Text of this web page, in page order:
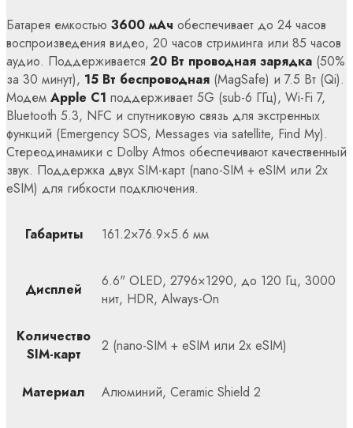
Батарея емкостью 3600 мАч обеспечивает до 24 часов
воспроизведения видео, 20 часов стриминга или 85 часов
аудио. Поддерживается 20 Вт проводная зарядка (50%
за 30 минут), 15 Вт беспроводная (MagSafe) и 7.5 Вт (Qi).
Модем Apple C1 поддерживает 5G (sub-6 ГГц), Wi-Fi 7,
Bluetooth 5.3, NFC и спутниковую связь для экстренных
функций (Emergency SOS, Messages via satellite, Find My).
Стереодинамики с Dolby Atmos обеспечивают качественный
звук. Поддержка двух SIM-карт (nano-SIM + eSIM или 2x
eSIM) для гибкости подключения.
Габариты 161.2×76.9×5.6 мм
Дисплей
6.6" OLED, 2796×1290, до 120 Гц, 3000
нит, HDR, Always-On
Количество
SIM-карт
2 (nano-SIM + eSIM или 2x eSIM)
Материал Алюминий, Ceramic Shield 2